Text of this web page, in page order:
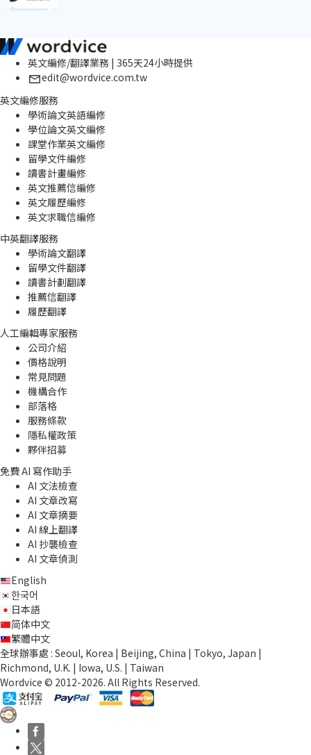
英文編修/翻譯業務 | 365天24小時提供
edit@wordvice.com.tw
英文編修服務
學術論文英語編修
學位論文英文編修
課堂作業英文編修
留學文件編修
讀書計畫編修
英文推薦信編修
英文履歷編修
英文求職信編修
中英翻譯服務
學術論文翻譯
留學文件翻譯
讀書計劃翻譯
推薦信翻譯
履歷翻譯
人工編輯專家服務
公司介紹
價格說明
常見問題
機構合作
部落格
服務條款
隱私權政策
夥伴招募
免費 AI 寫作助手
AI 文法檢查
AI 文章改寫
AI 文章摘要
AI 線上翻譯
AI 抄襲檢查
AI 文章偵測
English
한국어
日本語
简体中文
繁體中文
全球辦事處 : Seoul, Korea | Beijing, China | Tokyo, Japan |
Richmond, U.K. | Iowa, U.S. | Taiwan
Wordvice © 2012-2026. All Rights Reserved.